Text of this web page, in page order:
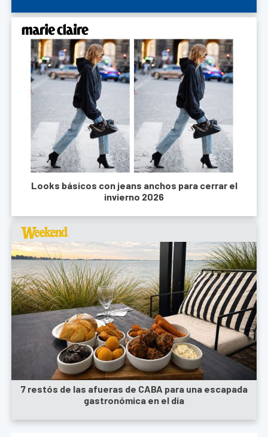
Looks básicos con jeans anchos para cerrar el
invierno 2026
7 restós de las afueras de CABA para una escapada
gastronómica en el día